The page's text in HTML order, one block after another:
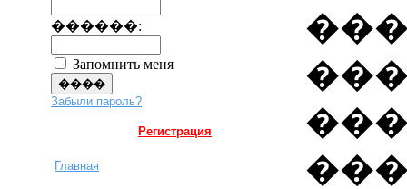
������:
Запомнить меня
Забыли пароль?
Регистрация
Главная